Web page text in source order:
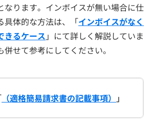
なります。インボイスが無い場合に仕
具体的な方法は、「インボイスがなく
きるケース 」にて詳しく解説していま
せて参考にしてください。
（適格簡易請求書の記載事項） 」